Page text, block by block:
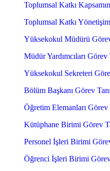
Toplumsal Katkı
Toplumsal Katkı
Yüksekokul Müdürü Görev
Müdür Yardımcıları Görev
Yüksekokul Sekreteri
Bölüm Başkanı Görev
Öğretim Elemanları Görev
Kütüphane Birimi Görev
Personel İşleri Birimi
Öğrenci İşleri Birimi Görev